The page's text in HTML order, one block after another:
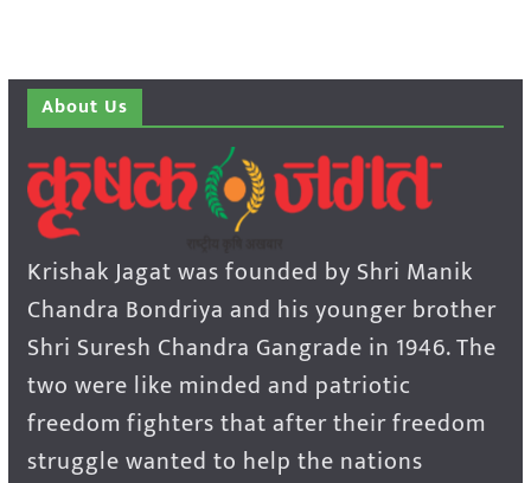
About Us
Krishak Jagat was founded by Shri Manik
Chandra Bondriya and his younger brother
Shri Suresh Chandra Gangrade in 1946. The
two were like minded and patriotic
freedom fighters that after their freedom
struggle wanted to help the nations